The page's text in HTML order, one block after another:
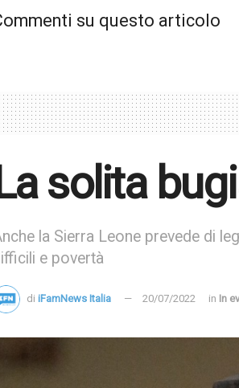
su questo articolo
solita
la Sierra Leone prevede di
e povertà
di iFamNews Italia 20/07/2022 in In